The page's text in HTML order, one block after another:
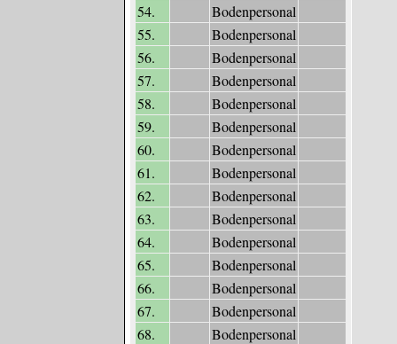
54.
Bodenpersonal
55.
Bodenpersonal
56.
Bodenpersonal
57.
Bodenpersonal
58.
Bodenpersonal
59.
Bodenpersonal
60.
Bodenpersonal
61.
Bodenpersonal
62.
Bodenpersonal
63.
Bodenpersonal
64.
Bodenpersonal
65.
Bodenpersonal
66.
Bodenpersonal
67.
Bodenpersonal
68.
Bodenpersonal